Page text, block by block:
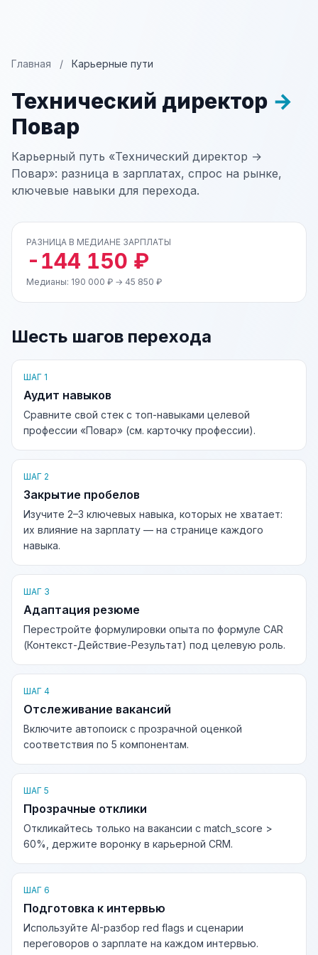
Главная / Карьерные пути
Технический директор →
Повар
Карьерный путь «Технический директор →
Повар»: разница в зарплатах, спрос на рынке,
ключевые навыки для перехода.
РАЗНИЦА В МЕДИАНЕ ЗАРПЛАТЫ
-144 150 ₽
Медианы: 190 000 ₽ → 45 850 ₽
Шесть шагов перехода
ШАГ 1
Аудит навыков
Сравните свой стек с топ-навыками целевой
профессии «Повар» (см. карточку профессии).
ШАГ 2
Закрытие пробелов
Изучите 2–3 ключевых навыка, которых не хватает:
их влияние на зарплату — на странице каждого
навыка.
ШАГ 3
Адаптация резюме
Перестройте формулировки опыта по формуле CAR
(Контекст-Действие-Результат) под целевую роль.
ШАГ 4
Отслеживание вакансий
Включите автопоиск с прозрачной оценкой
соответствия по 5 компонентам.
ШАГ 5
Прозрачные отклики
Откликайтесь только на вакансии с match_score >
60%, держите воронку в карьерной CRM.
ШАГ 6
Подготовка к интервью
Используйте AI-разбор red flags и сценарии
переговоров о зарплате на каждом интервью.